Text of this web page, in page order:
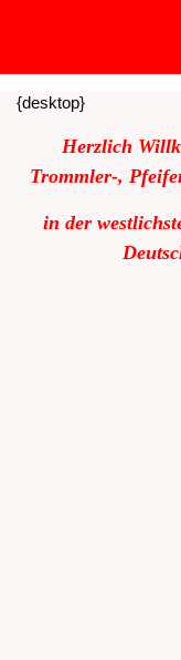
{desktop}
Herzlich
Trommler-,
in der